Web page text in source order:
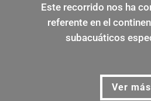
Este recorrido nos ha
referente en el
subacuáticos
Ver más